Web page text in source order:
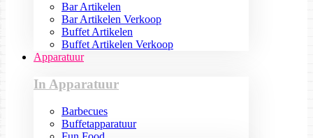
Bar Artikelen
Bar Artikelen Verkoop
Buffet Artikelen
Buffet Artikelen Verkoop
Apparatuur
In Apparatuur
Barbecues
Buffetapparatuur